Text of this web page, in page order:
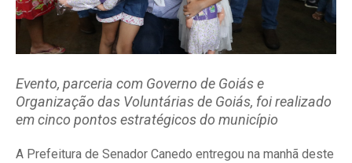
Evento, parceria com Governo de Goiás e
Organização das Voluntárias de Goiás, foi realizado
em cinco pontos estratégicos do município
A Prefeitura de Senador Canedo entregou na manhã deste